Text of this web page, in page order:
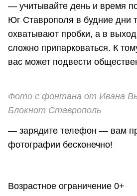
— учитывайте день и время
Юг Ставрополя в будние дни
охватывают пробки, а в
сложно припарковаться. К
вас может подвести
Фото с фонтана от Ивана
Блокнот Ставрополь
— зарядите телефон — вам
фотографии бесконечно!
Возрастное ограничение 0+